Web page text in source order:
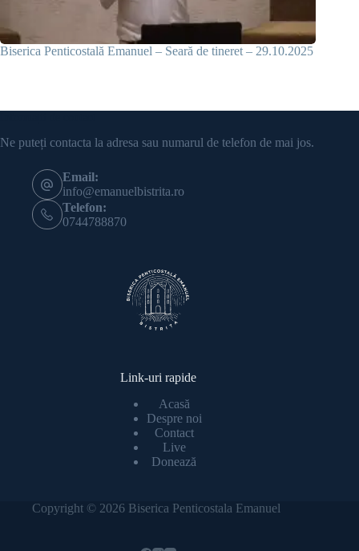
Biserica Penticostală Emanuel – Seară de tineret – 29.10.2025
Ne puteți contacta la adresa sau numarul de telefon de mai jos.
Email:
info@emanuelbistrita.ro
Telefon:
0744788870
Link-uri rapide
Acasă
Despre noi
Contact
Live
Donează
Copyright © 2026 Biserica Penticostala Emanuel